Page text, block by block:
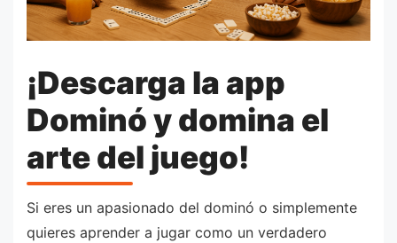
¡Descarga la app
Dominó y domina el
arte del juego!
Si eres un apasionado del dominó o simplemente
quieres aprender a jugar como un verdadero